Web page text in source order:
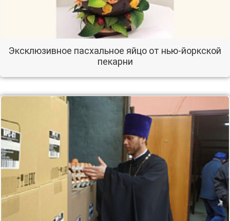
Эксклюзивное пасхальное яйцо от нью-йоркской
пекарни